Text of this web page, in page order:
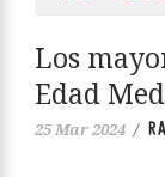
Los
Edad
25 Mar 2024 /